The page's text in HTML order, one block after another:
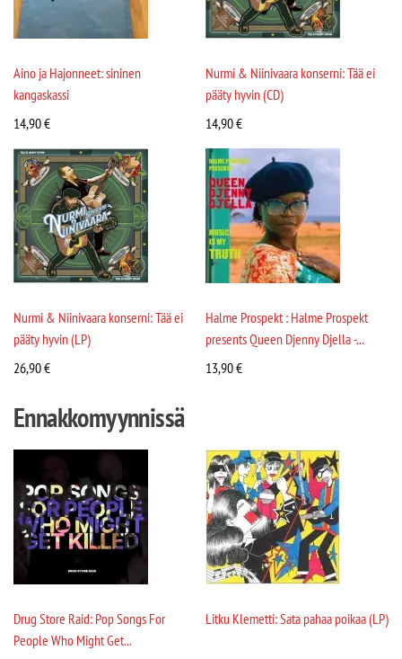
Aino ja Hajonneet: sininen
kangaskassi
14,90€
Nurmi & Niinivaara konserni: Tää ei
pääty hyvin (CD)
14,90€
Nurmi & Niinivaara konserni: Tää ei
pääty hyvin (LP)
26,90€
Halme Prospekt : Halme Prospekt
presents Queen Djenny Djella -...
13,90€
Ennakkomyynnissä
Drug Store Raid: Pop Songs For
People Who Might Get...
Litku Klemetti: Sata pahaa poikaa (LP)